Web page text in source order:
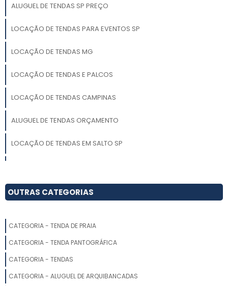
ALUGUEL DE TENDAS SP PREÇO
LOCAÇÃO DE TENDAS PARA EVENTOS SP
LOCAÇÃO DE TENDAS MG
LOCAÇÃO DE TENDAS E PALCOS
LOCAÇÃO DE TENDAS CAMPINAS
ALUGUEL DE TENDAS ORÇAMENTO
LOCAÇÃO DE TENDAS EM SALTO SP
ALUGUEL DE TENDAS EM CAMPINAS
ALUGUEL DE TENDA CHAPÉU DE BRUXA
LOCAÇÃO DE TENDAS PARA FESTAS
OUTRAS CATEGORIAS
CATEGORIA - TENDA DE PRAIA
CATEGORIA - TENDA PANTOGRÁFICA
CATEGORIA - TENDAS
CATEGORIA - ALUGUEL DE ARQUIBANCADAS